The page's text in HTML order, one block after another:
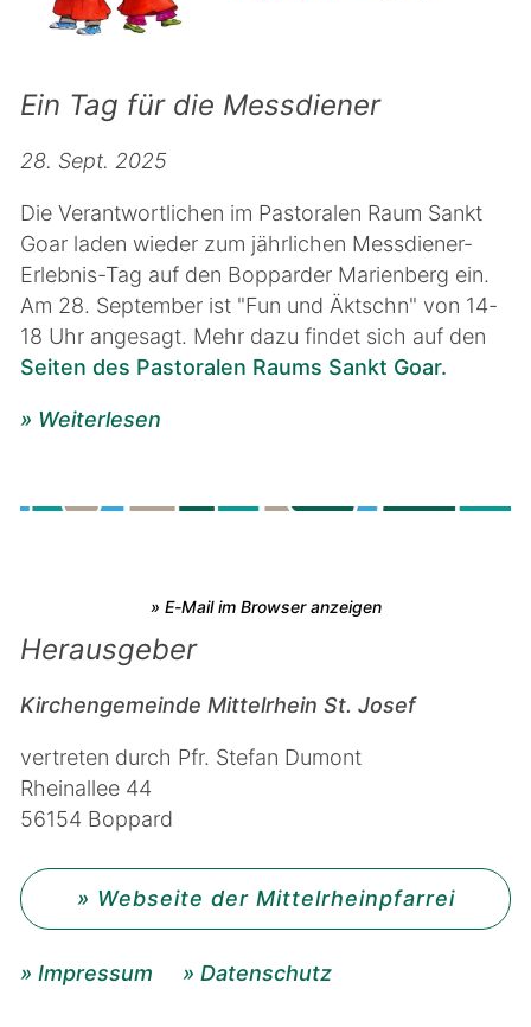
Ein Tag für die Messdiener
28. Sept. 2025
Die Verantwortlichen im Pastoralen Raum Sankt
Goar laden wieder zum jährlichen Messdiener-
Erlebnis-Tag auf den Bopparder Marienberg ein.
Am 28. September ist "Fun und Äktschn" von 14-
18 Uhr angesagt. Mehr dazu findet sich auf den
Seiten des Pastoralen Raums Sankt Goar.
» Weiterlesen
» E-Mail im Browser anzeigen
Herausgeber
Kirchengemeinde Mittelrhein St. Josef
vertreten durch Pfr. Stefan Dumont
Rheinallee 44
56154 Boppard
» Webseite der Mittelrheinpfarrei
» Impressum » Datenschutz